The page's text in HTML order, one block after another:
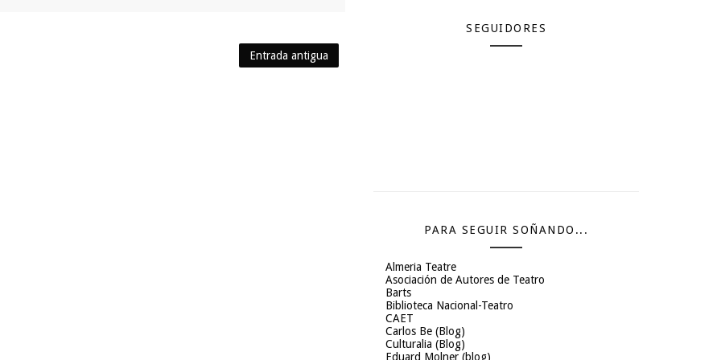
Entrada antigua
SEGUIDORES
PARA SEGUIR SOÑANDO...
Almeria Teatre
Asociación de Autores de Teatro
Barts
Biblioteca Nacional-Teatro
CAET
Carlos Be (Blog)
Culturalia (Blog)
Eduard Molner (blog)